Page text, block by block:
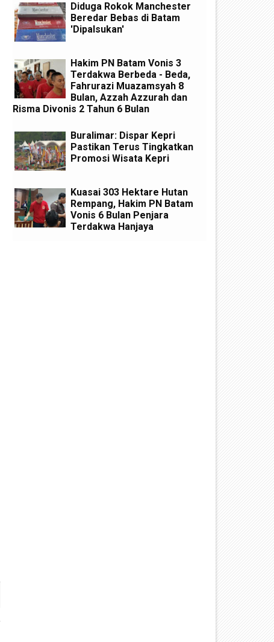
Diduga Rokok Manchester
Beredar Bebas di Batam
'Dipalsukan'
Hakim PN Batam Vonis 3
Terdakwa Berbeda - Beda,
Fahrurazi Muazamsyah 8
Bulan, Azzah Azzurah dan
Risma Divonis 2 Tahun 6 Bulan
Buralimar: Dispar Kepri
Pastikan Terus Tingkatkan
Promosi Wisata Kepri
Kuasai 303 Hektare Hutan
Rempang, Hakim PN Batam
Vonis 6 Bulan Penjara
Terdakwa Hanjaya